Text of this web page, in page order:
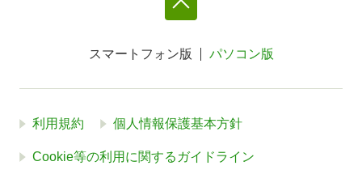
スマートフォン版 パソコン版
利用規約 個人情報保護基本方針
Cookie等の利用に関するガイドライン